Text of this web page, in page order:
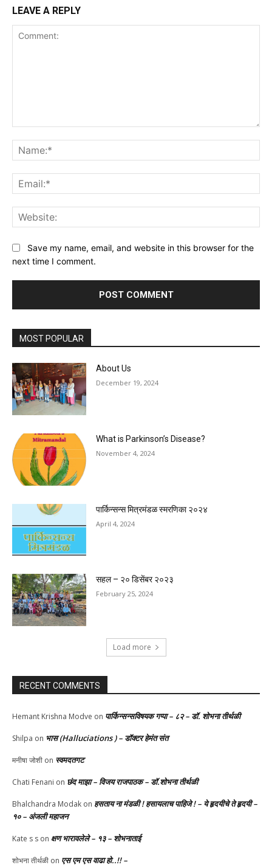
LEAVE A REPLY
Save my name, email, and website in this browser for the
next time I comment.
MOST POPULAR
About Us
December 19, 2024
What is Parkinson’s Disease?
November 4, 2024
पार्किन्सन्स मित्रमंडळ स्मरणिका २०२४
April 4, 2024
सहल – २० डिसेंबर २०२३
February 25, 2024
Load more
RECENT COMMENTS
Hemant Krishna Modve on पार्किन्सन्सविषयक गप्पा – ८२ – डॉ. शोभना तीर्थळी
Shilpa on भास (Halluciations ) – डॉक्टर हेमंत संत
मनीषा जोशी on स्वमदतगट
Chati Fenani on छंद माझा – विजय राजपाठक – डॉ.शोभना तीर्थळी
Bhalchandra Modak on हसताय ना मंडळी‌ ! हसायलाच पाहिजे ! – ये हृदयीचे ते हृदयी –
१० – अंजली महाजन
Kate s s on क्षण भारावलेले – १३ – शोभनाताई
शोभना तीर्थळी on एस एम एस वाढा हो..!! –